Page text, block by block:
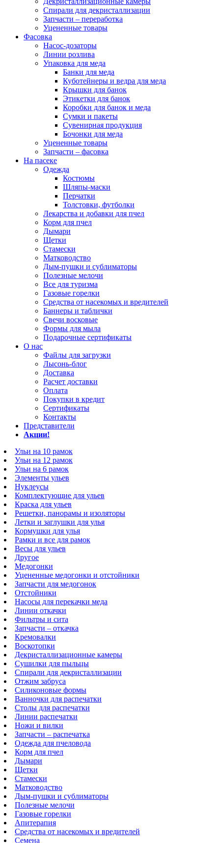
Спирали для декристаллизации
Запчасти – переработка
Уцененные товары
Фасовка
Насос-дозаторы
Линии розлива
Упаковка для меда
Банки для меда
Куботейнеры и ведра для меда
Крышки для банок
Этикетки для банок
Коробки для банок и меда
Сумки и пакеты
Сувенирная продукция
Бочонки для меда
Уцененные товары
Запчасти – фасовка
На пасеке
Одежда
Костюмы
Шляпы-маски
Перчатки
Толстовки, футболки
Лекарства и добавки для пчел
Корм для пчел
Дымари
Щетки
Стамески
Матководство
Дым-пушки и сублиматоры
Полезные мелочи
Все для туризма
Газовые горелки
Средства от насекомых и вредителей
Баннеры и таблички
Свечи восковые
Формы для мыла
Подарочные сертификаты
О нас
Файлы для загрузки
Лысонь-блог
Доставка
Расчет доставки
Оплата
Покупки в кредит
Сертификаты
Контакты
Представители
Акции!
Ульи на 10 рамок
Ульи на 12 рамок
Ульи на 6 рамок
Элементы ульев
Нуклеусы
Комплектующие для ульев
Краска для ульев
Решетки, панорамы и изоляторы
Летки и заглушки для улья
Кормушки для улья
Рамки и все для рамок
Весы для ульев
Другое
Медогонки
Уцененные медогонки и отстойники
Запчасти для медогонок
Отстойники
Насосы для перекачки меда
Линии откачки
Фильтры и сита
Запчасти – откачка
Кремовалки
Воскотопки
Декристаллизационные камеры
Сушилки для пыльцы
Спирали для декристаллизации
Отжим забруса
Силиконовые формы
Ванночки для распечатки
Столы для распечатки
Линии распечатки
Ножи и вилки
Запчасти – распечатка
Одежда для пчеловода
Корм для пчел
Дымари
Щетки
Стамески
Матководство
Дым-пушки и сублиматоры
Полезные мелочи
Газовые горелки
Апитерапия
Средства от насекомых и вредителей
Семена